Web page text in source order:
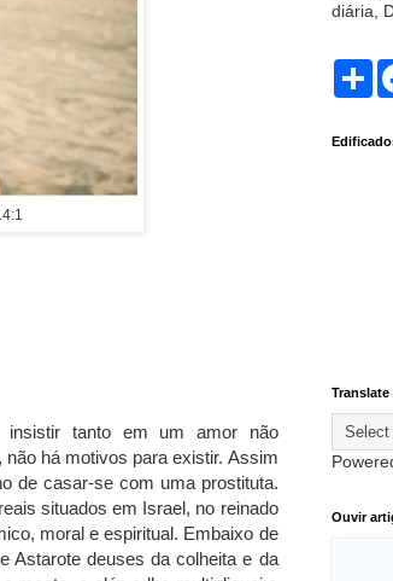
insistir tanto em um amor não
há motivos para existir. Assim
de casar-se com uma prostituta.
situados em Israel, no reinado
moral e espiritual. Embaixo de
Astarote deuses da colheita e da
diária,
S
e
Translate
Ouvir